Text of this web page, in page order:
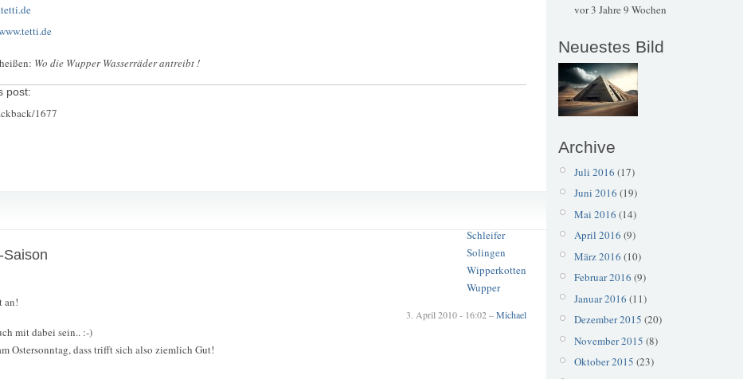
Wo die Wupper Wasserräder antreibt !
post:
1677
Schleifer
Solingen
Wipperkotten
Wupper
3. April 2010 - 16:02 –Michael
Saison
an!
mit dabei sein.. :-)
Ostersonntag, dass trifft sich also ziemlich Gut!
vor 3 Jahre 9 Wochen
Neuestes Bild
Archive
Juli 2016 (17)
Juni 2016 (19)
Mai 2016 (14)
April 2016 (9)
März 2016 (10)
Februar 2016 (9)
Januar 2016 (11)
Dezember 2015 (20)
November 2015 (8)
Oktober 2015 (23)